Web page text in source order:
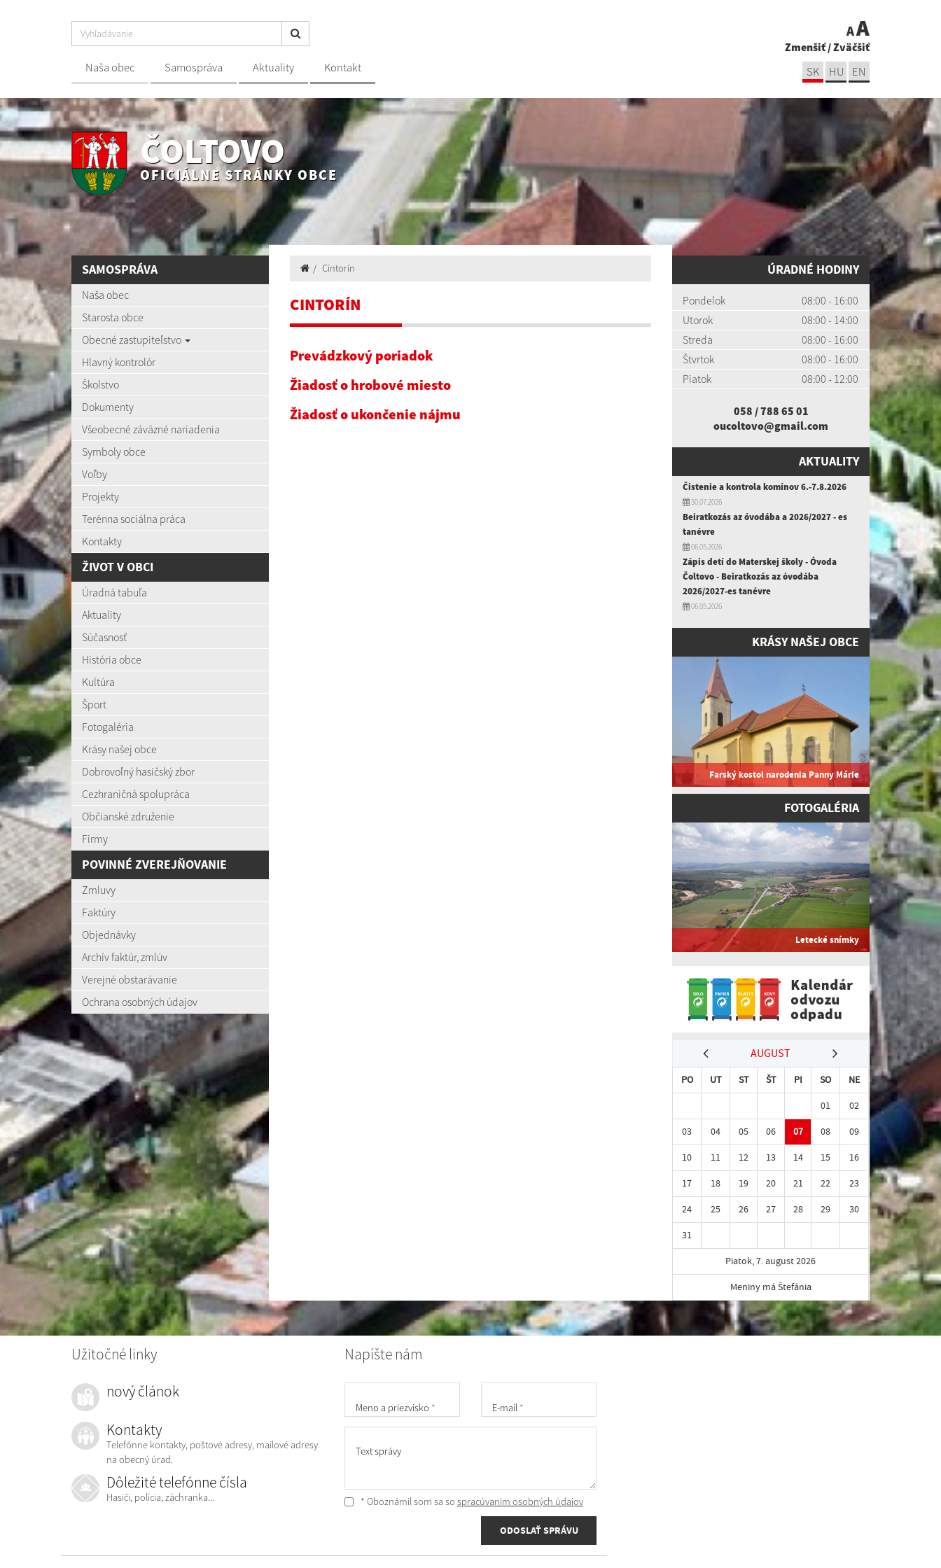
Naša obec Samospráva Aktuality Kontakt
AA
Zmenšiť/Zväčšiť
SK HU EN
ČOLTOVO
OFICIÁLNE STRÁNKY OBCE
SAMOSPRÁVA
Naša obec
Starosta obce
Obecné zastupiteľstvo
Hlavný kontrolór
Školstvo
Dokumenty
Všeobecné záväzné nariadenia
Symboly obce
Voľby
Projekty
Terénna sociálna práca
Kontakty
ŽIVOT V OBCI
Úradná tabuľa
Aktuality
Súčasnosť
História obce
Kultúra
Šport
Fotogaléria
Krásy našej obce
Dobrovoľný hasičský zbor
Cezhraničná spolupráca
Občianské združenie
Firmy
POVINNÉ ZVEREJŇOVANIE
Zmluvy
Faktúry
Objednávky
Archív faktúr, zmlúv
Verejné obstarávanie
Ochrana osobných údajov
Cintorín
CINTORÍN
Prevádzkový poriadok
Žiadosť o hrobové miesto
Žiadosť o ukončenie nájmu
ÚRADNÉ HODINY
Pondelok
08:00 - 16:00
Utorok
08:00 - 14:00
Streda
08:00 - 16:00
Štvrtok
08:00 - 16:00
Piatok
08:00 - 12:00
058 / 788 65 01
oucoltovo@gmail.com
AKTUALITY
Čistenie a kontrola komínov 6.-7.8.2026
30.07.2026
Beiratkozás az óvodába a 2026/2027 - es
tanévre
06.05.2026
Zápis detí do Materskej školy - Óvoda
Čoltovo - Beiratkozás az óvodába
2026/2027-es tanévre
06.05.2026
KRÁSY NAŠEJ OBCE
Farský kostol narodenia Panny Márie
FOTOGALÉRIA
Letecké snímky
AUGUST
PO UT ST ŠT PI SO
NE
01
02
03
04 05 06 07 08
09
10
11 12 13 14 15
16
17
18 19 20 21 22
23
24
25 26 27 28 29
30
31
Piatok, 7. august 2026
Meniny má Štefánia
Napíšte nám
Meno a priezvisko * E-mail *
Text správy
* Oboznámil som sa so spracúvaním osobných údajov
ODOSLAŤ SPRÁVU
Užitočné linky
nový článok
Kontakty
Telefónne kontakty, poštové adresy, mailové adresy
na obecný úrad.
Dôležité telefónne čísla
Hasiči, polícia, záchranka...